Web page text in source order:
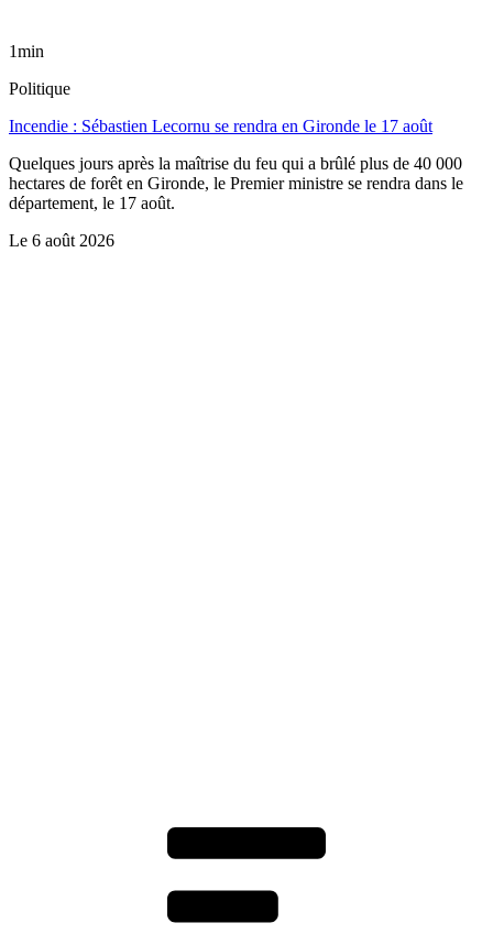
1min
Politique
Incendie : Sébastien Lecornu se rendra en Gironde le 17 août
Quelques jours après la maîtrise du feu qui a brûlé plus de 40 000
hectares de forêt en Gironde, le Premier ministre se rendra dans le
département, le 17 août.
Le 6 août 2026